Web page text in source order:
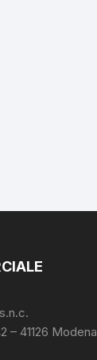
– 41126 Modena